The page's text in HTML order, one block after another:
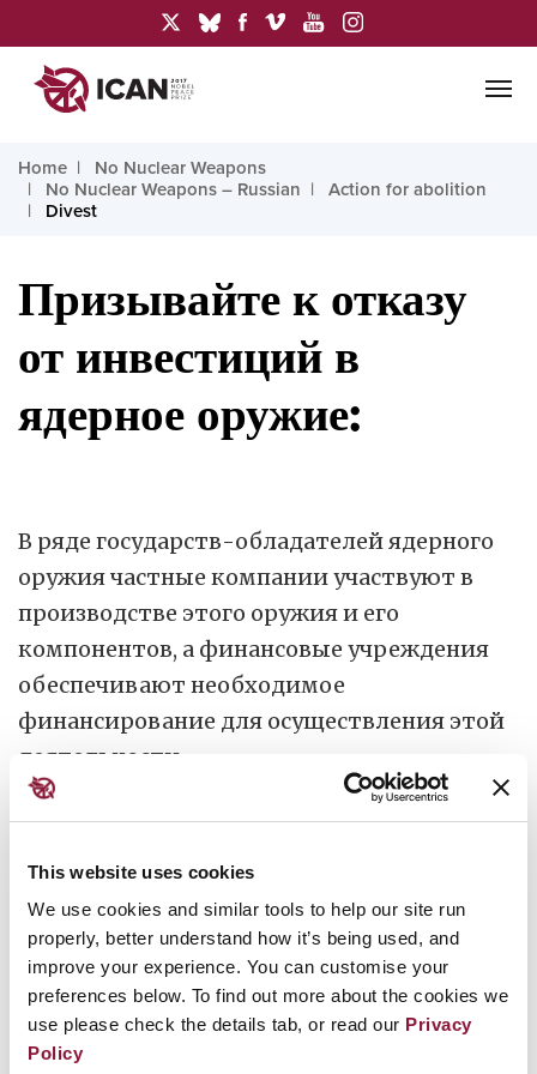
This website uses cookies
We use cookies and similar tools to help our site run
properly, better understand how it’s being used, and
improve your experience. You can customise your
preferences below. To find out more about the cookies we
use please check the details tab, or read our Privacy
Policy
Home
No Nuclear Weapons
No Nuclear Weapons – Russian
Action for abolition
Divest
Призывайте к отказу
от инвестиций в
ядерное оружие:
В ряде государств-обладателей ядерного
оружия частные компании участвуют в
производстве этого оружия и его
компонентов, а финансовые учреждения
обеспечивают необходимое
финансирование для осуществления этой
деятельности.
Отказ от инвестиций в индустрию
учреждения могут внести в дело
разоружения. Сотни из них уже сделали
этот шаг, взяв на себя обязательство
отказаться от финансирования ядерного